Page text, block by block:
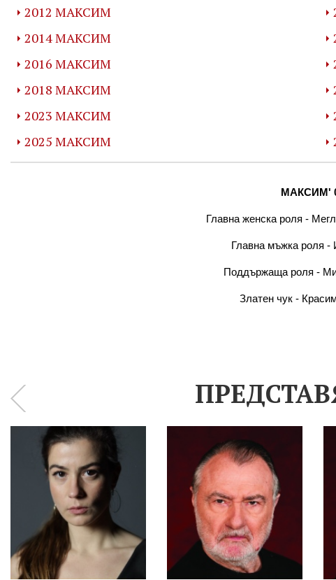
2012 МАКСИМ
2014 МАКСИМ
2016 МАКСИМ
2018 МАКСИМ
2023 МАКСИМ
2025 МАКСИМ
МАКСИМ'
Главна женска роля -
Главна мъжка роля -
Поддържаща роля -
Златен чук -
‹